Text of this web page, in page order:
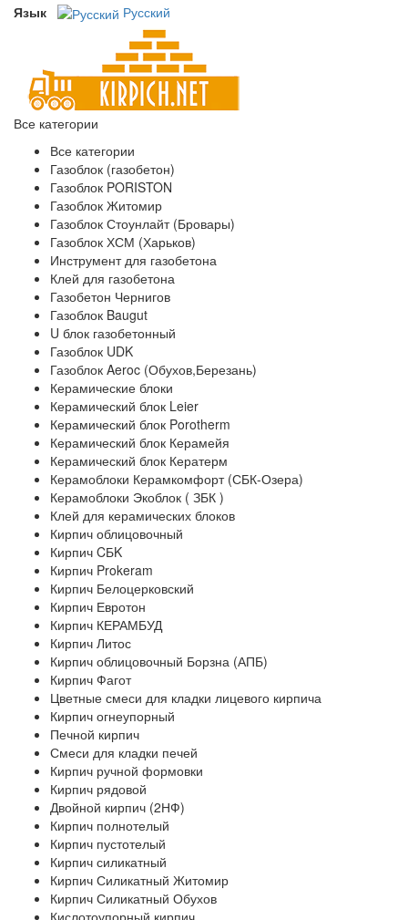
Язык Русский
Все категории
Все категории
Газоблок (газобетон)
Газоблок PORISTON
Газоблок Житомир
Газоблок Стоунлайт (Бровары)
Газоблок ХСМ (Харьков)
Инструмент для газобетона
Клей для газобетона
Газобетон Чернигов
Газоблок Baugut
U блок газобетонный
Газоблок UDK
Газоблок Aeroc (Обухов,Березань)
Керамические блоки
Керамический блок Leier
Керамический блок Porotherm
Керамический блок Керамейя
Керамический блок Кератерм
Керамоблоки Керамкомфорт (СБК-Озера)
Керамоблоки Экоблок ( ЗБК )
Клей для керамических блоков
Кирпич облицовочный
Кирпич CБK
Кирпич Prokeram
Кирпич Белоцерковский
Кирпич Евротон
Кирпич КЕРАМБУД
Кирпич Литос
Кирпич облицовочный Борзна (АПБ)
Кирпич Фагот
Цветные смеси для кладки лицевого кирпича
Кирпич огнеупорный
Печной кирпич
Смеси для кладки печей
Кирпич ручной формовки
Кирпич рядовой
Двойной кирпич (2НФ)
Кирпич полнотелый
Кирпич пустотелый
Кирпич силикатный
Кирпич Силикатный Житомир
Кирпич Силикатный Обухов